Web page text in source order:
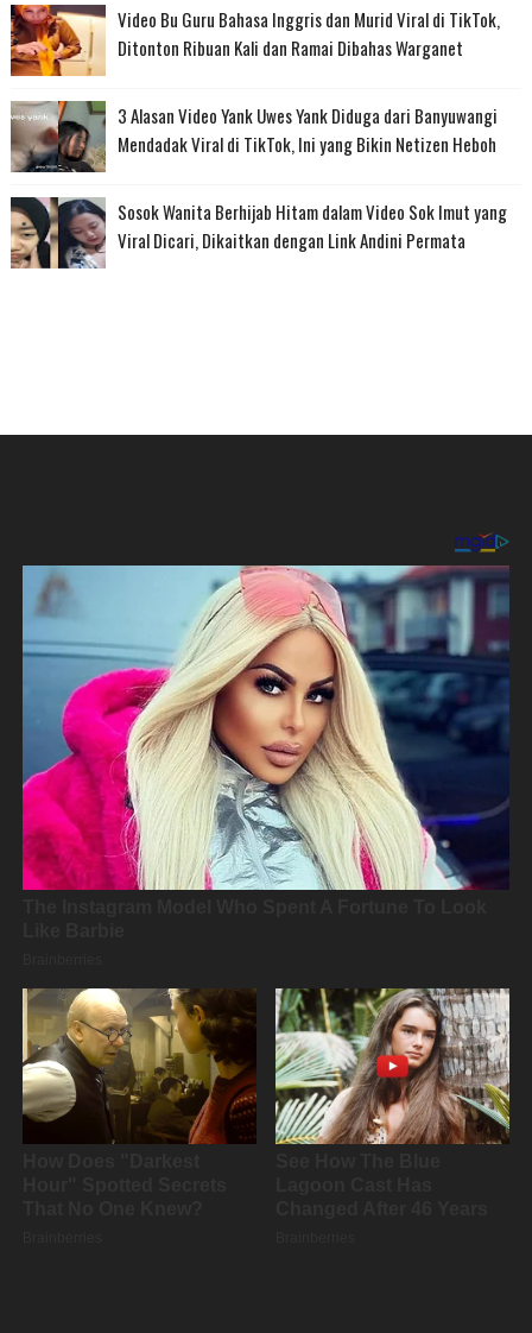
Video Bu Guru Bahasa Inggris dan Murid Viral di TikTok,
Ditonton Ribuan Kali dan Ramai Dibahas Warganet
3 Alasan Video Yank Uwes Yank Diduga dari Banyuwangi
Mendadak Viral di TikTok, Ini yang Bikin Netizen Heboh
Sosok Wanita Berhijab Hitam dalam Video Sok Imut yang
Viral Dicari, Dikaitkan dengan Link Andini Permata